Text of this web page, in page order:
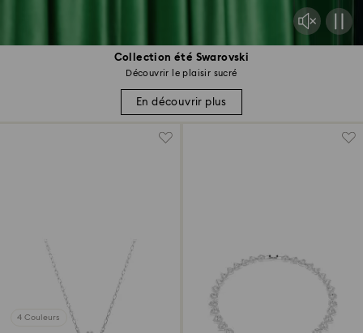
Collection été Swarovski
Découvrir le plaisir sucré
En découvrir plus
4 Couleurs